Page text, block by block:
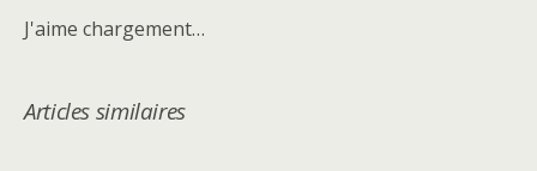
J'aime chargement…
Articles similaires